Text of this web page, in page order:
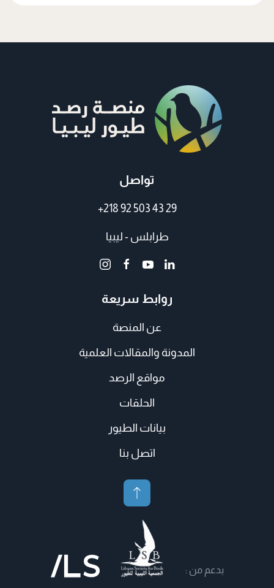
تواصل
+218 92 503 43 29
طرابلس - ليبيا
روابط سريعة
عن المنصة
المدونة والمقالات العلمية
مواقع الرصد
الحلقات
بيانات الطيور
اتصل بنا
بدعم من :